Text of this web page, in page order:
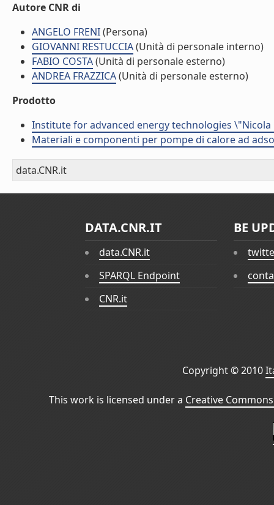
Autore CNR di
ANGELO FRENI(Persona)
GIOVANNI RESTUCCIA(Unità di personale interno)
FABIO COSTA(Unità di personale esterno)
ANDREA FRAZZICA(Unità di personale esterno)
Prodotto
Institute for advanced energy technologies \"Nicola
Materiali e componenti per pompe di calore ad
data.CNR.it
DATA.CNR.IT
data.CNR.it
SPARQL Endpoint
CNR.it
BE
Copyright © 2010
This work is licensed under a Creative